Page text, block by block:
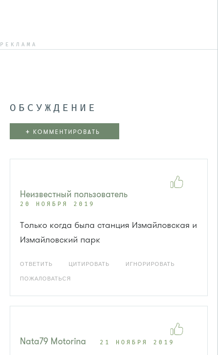
РЕКЛАМА
ОБСУЖДЕНИЕ
+ КОММЕНТИРОВАТЬ
Неизвестный пользователь
20 НОЯБРЯ 2019
Только когда была станция Измайловская и
Измайловский парк
ОТВЕТИТЬ ЦИТИРОВАТЬ ИГНОРИРОВАТЬ
ПОЖАЛОВАТЬСЯ
Nata79 Motorina 21 НОЯБРЯ 2019